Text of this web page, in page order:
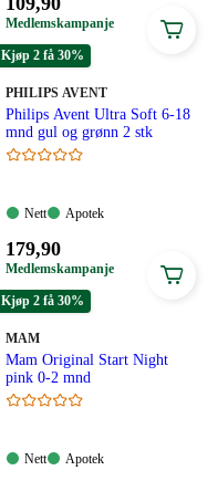
109,90
kroner.
Medlemskampanje
Kjøp 2 få 30%
MERKE:
PHILIPS AVENT
Philips Avent Ultra Soft 6-18
mnd gul og grønn 2 stk
Nett:
Nett
Apotek:
Apotek
Pris:
179,90
kroner.
179,90
Medlemskampanje
Kjøp 2 få 30%
MERKE
MAM
Mam Original Start Night
pink 0-2 mnd
Nett:
Nett
Apotek:
Apotek